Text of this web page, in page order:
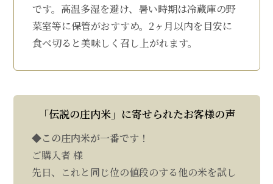
です。高温多湿を避け、暑い時期は冷蔵庫の野
菜室等に保管がおすすめ。2ヶ月以内を目安に
食べ切ると美味しく召し上がれます。
「伝説の庄内米」に寄せられたお客様の声
◆この庄内米が一番です！
ご購入者 様
先日、これと同じ位の値段のする他の米を試し